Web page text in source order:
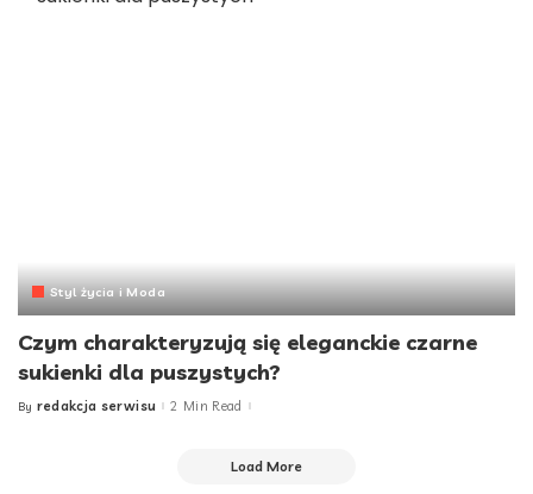
Styl życia i Moda
Czym charakteryzują się eleganckie czarne
sukienki dla puszystych?
Posted
By redakcja serwisu 2 Min Read
Load More